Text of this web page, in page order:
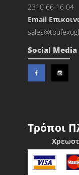
2310 66 16 04
Εmail
Social Media
Τρόποι